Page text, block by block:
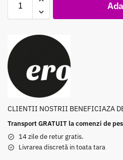
CLIENTII NOSTRII BENEFICIAZA
Transport GRATUIT la comenzi de
14 zile de retur gratis.
Livrarea discretă in toata tara